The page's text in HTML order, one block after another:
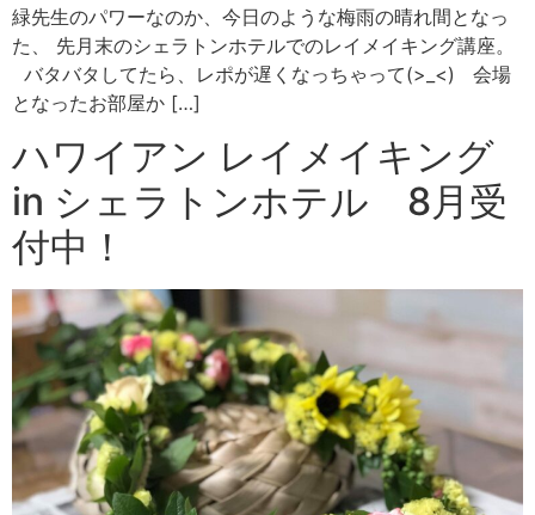
緑先生のパワーなのか、今日のような梅雨の晴れ間となっ
た、 先月末のシェラトンホテルでのレイメイキング講座。
バタバタしてたら、レポが遅くなっちゃって(>_<) 会場
となったお部屋か […]
ハワイアン レイメイキング
in シェラトンホテル 8月受
付中！